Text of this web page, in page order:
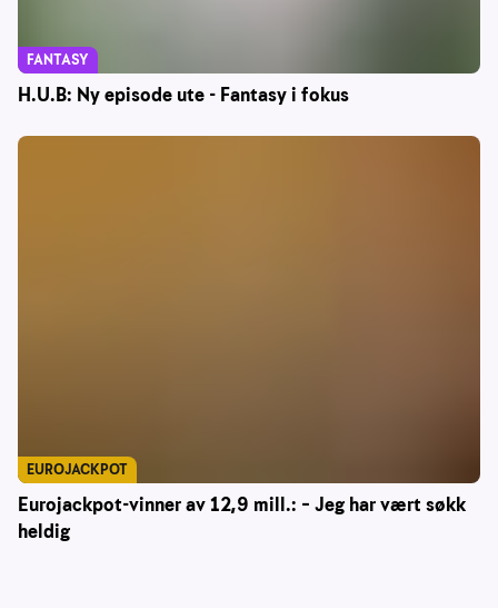
H.U.B: Ny episode ute - Fantasy i fokus
FANTASY
Eurojackpot-vinner av 12,9 mill.: – Jeg har vært søkk
heldig
EUROJACKPOT